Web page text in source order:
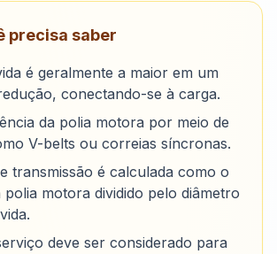
precisa saber
é geralmente a maior em um
conectando-se à carga.
da polia motora por meio de
V-belts ou correias síncronas.
transmissão é calculada como o
polia motora dividido pelo diâmetro
deve ser considerado para